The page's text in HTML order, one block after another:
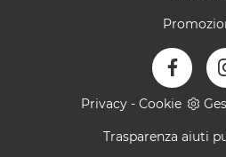
Privacy - Cookie
Trasparenza aiuti